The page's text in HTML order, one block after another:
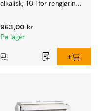
alkalisk, 10 l for rengjøring
tekstiler.
953,00 kr
På lager